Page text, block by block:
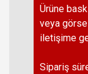
Ürüne
veya
iletişime
Sipariş